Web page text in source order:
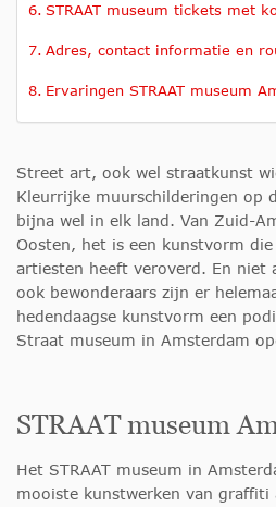
STRAAT museum tickets met
Adres, contact informatie en
Ervaringen STRAAT museum
Street art, ook wel straatkunst
Kleurrijke muurschilderingen op
bijna wel in elk land. Van Zuid-
Oosten, het is een kunstvorm
artiesten heeft veroverd. En niet
ook bewonderaars zijn er
hedendaagse kunstvorm een
Straat museum in Amsterdam
STRAAT museum
Het STRAAT museum in
mooiste kunstwerken van graffiti